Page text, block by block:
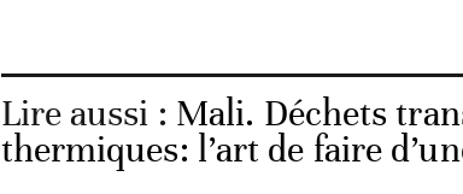
Lire aussi : Mali. Déchets
thermiques: l’art de faire